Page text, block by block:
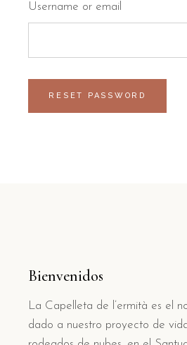
Username or email
RESET PASSWORD
Bienvenidos
La Capelleta de l’ermità es el
dado a nuestro proyecto de